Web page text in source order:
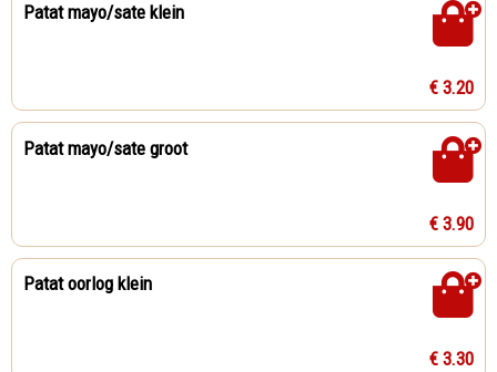
Patat mayo/sate klein
€ 3.20
Patat mayo/sate groot
€ 3.90
Patat oorlog klein
€ 3.30